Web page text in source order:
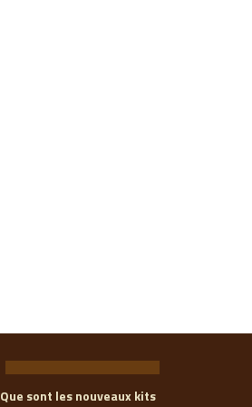
Que sont les nouveaux kits